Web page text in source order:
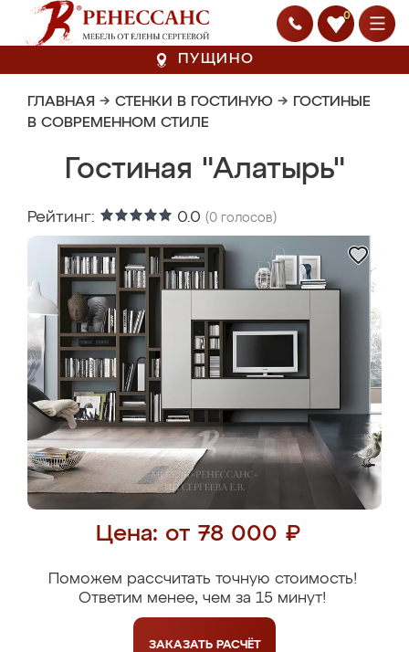
0
ПУЩИНО
ГЛАВНАЯ → СТЕНКИ В ГОСТИНУЮ → ГОСТИНЫЕ
В СОВРЕМЕННОМ СТИЛЕ
Гостиная "Алатырь"
Рейтинг: 0.0 (0 голосов)
Цена: от 78 000 ₽
Поможем рассчитать точную стоимость!
Ответим менее, чем за 15 минут!
ЗАКАЗАТЬ РАСЧЁТ